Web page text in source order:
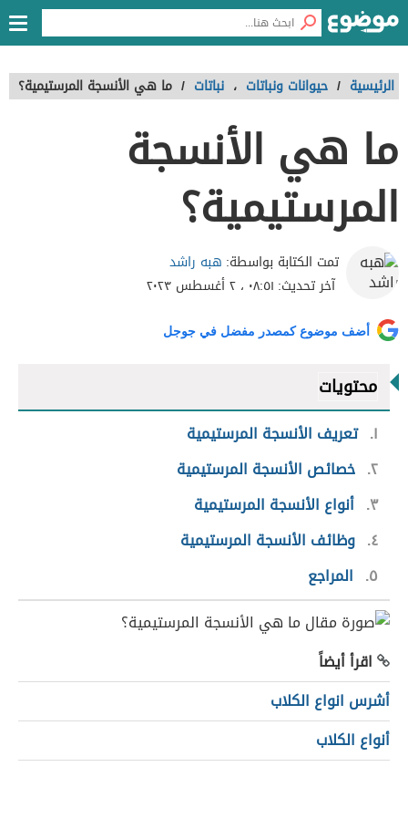
الرئيسية / حيوانات ونباتات ، نباتات / ما هي الأنسجة المرستيمية؟
ما هي الأنسجة
المرستيمية؟
تمت الكتابة بواسطة: هبه راشد
آخر تحديث: ٠٨:٥١ ، ٢ أغسطس ٢٠٢٣
أضف موضوع كمصدر مفضل في جوجل
محتويات
١ تعريف الأنسجة المرستيمية
٢ خصائص الأنسجة المرستيمية
٣ أنواع الأنسجة المرستيمية
٤ وظائف الأنسجة المرستيمية
٥
المراجع
اقرأ أيضاً
أشرس انواع الكلاب
أنواع الكلاب